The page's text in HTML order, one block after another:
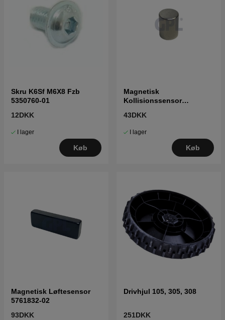
Skru K6Sf M6X8 Fzb
5350760-01
12DKK
I lager
Køb
Magnetisk
Kollisionssensor
43DKK
I lager
Køb
Magnetisk Løftesensor
5761832-02
93DKK
Drivhjul 105, 305, 308
251DKK